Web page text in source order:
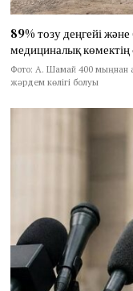
89% тозу деңгейі
медициналық көмектің
Фото: А. Шамай 400 мыңнан
жәрдем көлігі болуы